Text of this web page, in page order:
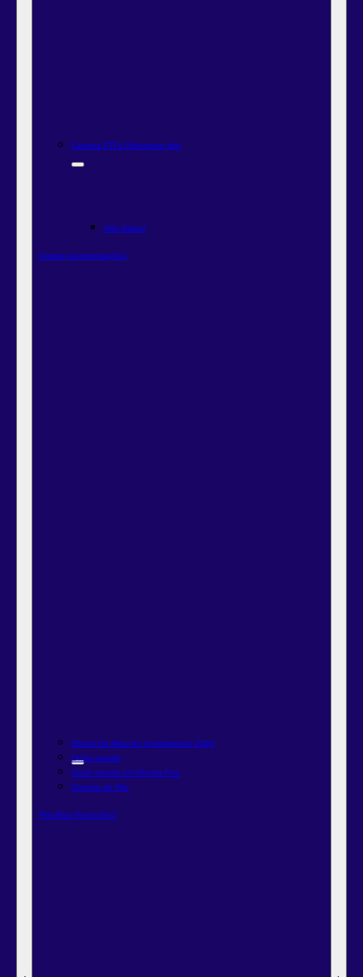
Carteira ETFs Globaisem alta
Alfa Global
Outras recomendações
Ebook Da Meta Ao Investimento 2026
Onde investir
Onde investir em Renda Fixa
Carteira de FIIs
Planilhas financeiras